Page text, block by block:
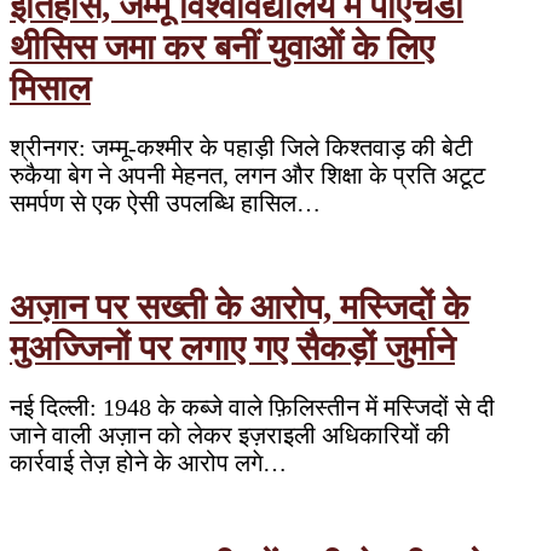
थीसिस जमा कर बनीं युवाओं के लिए
मिसाल
श्रीनगर: जम्मू-कश्मीर के पहाड़ी जिले किश्तवाड़ की बेटी
रुकैया बेग ने अपनी मेहनत, लगन और शिक्षा के प्रति अटूट
समर्पण से एक ऐसी उपलब्धि हासिल…
अज़ान पर सख्ती के आरोप, मस्जिदों के
मुअज्जिनों पर लगाए गए सैकड़ों जुर्माने
नई दिल्ली: 1948 के कब्जे वाले फ़िलिस्तीन में मस्जिदों से दी
जाने वाली अज़ान को लेकर इज़राइली अधिकारियों की
कार्रवाई तेज़ होने के आरोप लगे…